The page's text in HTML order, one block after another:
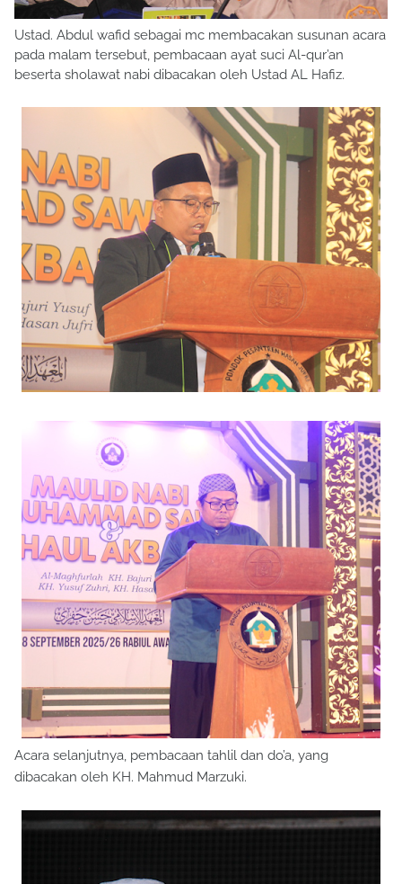
Ustad. Abdul wafid sebagai mc membacakan susunan acara
pada malam tersebut, pembacaan ayat suci Al-qur’an
beserta sholawat nabi dibacakan oleh Ustad AL Hafiz.
Acara selanjutnya, pembacaan tahlil dan do’a, yang
dibacakan oleh KH. Mahmud Marzuki.